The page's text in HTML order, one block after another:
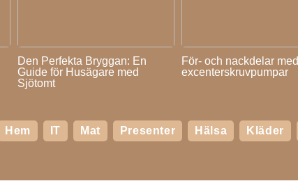
Den Perfekta Bryggan: En
Guide för Husägare med
Sjötomt
För- och nackdelar med
excenterskruvpumpar
Hem IT Mat Presenter Hälsa Kläder